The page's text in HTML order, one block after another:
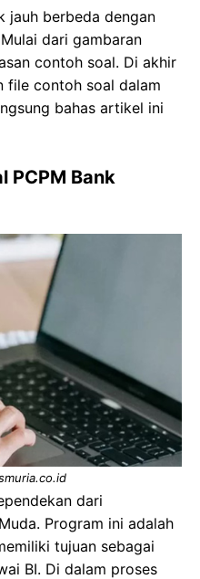
jauh berbeda dengan
dari gambaran
contoh soal. Di akhir
file contoh soal dalam
bahas artikel ini
PCPM Bank
dari
Program ini adalah
tujuan sebagai
BI. Di dalam proses